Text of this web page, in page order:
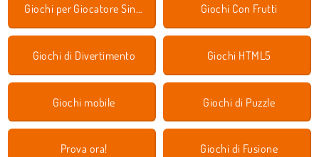
Giochi per Giocatore Singolo Giochi Con Frutti
Giochi di Divertimento Giochi HTML5
Giochi mobile Giochi di Puzzle
Prova ora! Giochi di Fusione